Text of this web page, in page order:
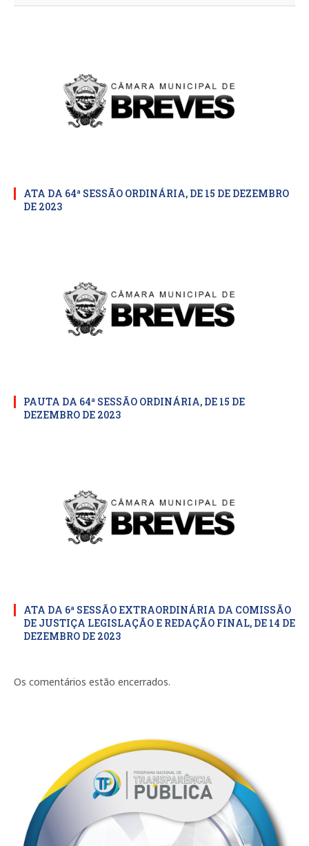
ATA DA 64ª SESSÃO ORDINÁRIA, DE 15 DE DEZEMBRO
DE 2023
PAUTA DA 64ª SESSÃO ORDINÁRIA, DE 15 DE
DEZEMBRO DE 2023
ATA DA 6ª SESSÃO EXTRAORDINÁRIA DA COMISSÃO
DE JUSTIÇA LEGISLAÇÃO E REDAÇÃO FINAL, DE 14 DE
DEZEMBRO DE 2023
Os comentários estão encerrados.